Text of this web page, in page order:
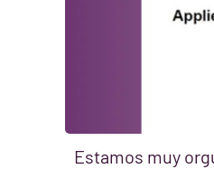
Estamos muy